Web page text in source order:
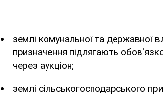
землі комунальної та державної
призначення підлягають
через аукціон;
землі сільськогосподарського